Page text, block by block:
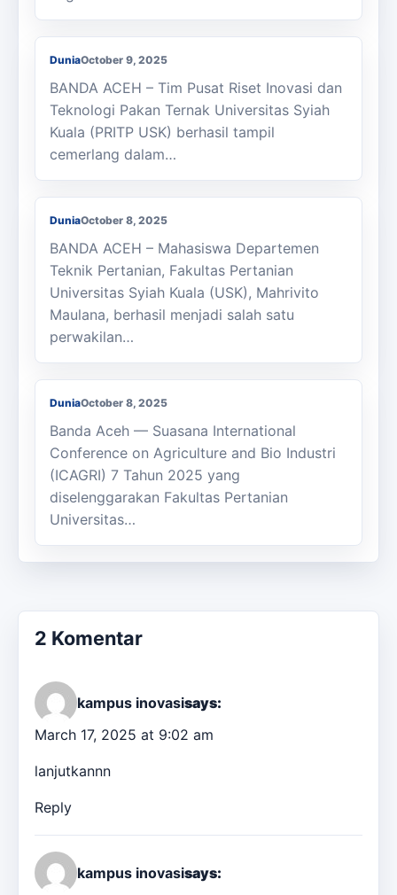
Seminar Internasional ICAGRI 7
DuniaOctober 9, 2025
BANDA ACEH – Tim Pusat Riset Inovasi dan
Teknologi Pakan Ternak Universitas Syiah
Kuala (PRITP USK) berhasil tampil
cemerlang dalam…
Mahasiswa Teknik Pertanian USK Sukses
Menjadi Presenter Seminar Internasional
ICAGRI 2025
DuniaOctober 8, 2025
BANDA ACEH – Mahasiswa Departemen
Teknik Pertanian, Fakultas Pertanian
Universitas Syiah Kuala (USK), Mahrivito
Maulana, berhasil menjadi salah satu
perwakilan…
Sanggar GSP FP USK Pukau 10 Negara
Peserta Seminar Internasional ICAGRI 7
DuniaOctober 8, 2025
Banda Aceh — Suasana International
Conference on Agriculture and Bio Industri
(ICAGRI) 7 Tahun 2025 yang
diselenggarakan Fakultas Pertanian
Universitas…
2 Komentar
kampus inovasisays:
March 17, 2025 at 9:02 am
lanjutkannn
Reply
kampus inovasisays: